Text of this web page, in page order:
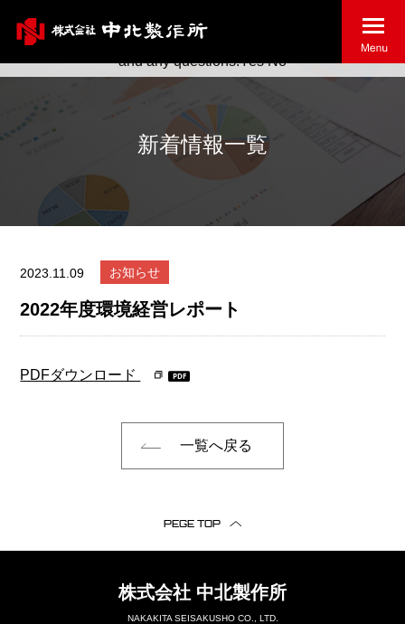
新着情報一覧
2023.11.09 お知らせ
2022年度環境経営レポート
PDFダウンロード
一覧へ戻る
PEGE TOP
株式会社 中北製作所
NAKAKITA SEISAKUSHO CO., LTD.
May we use cookies to track your activities? We take your
privacy very seriously. Please see our privacy policy for details
and any questions.Yes No